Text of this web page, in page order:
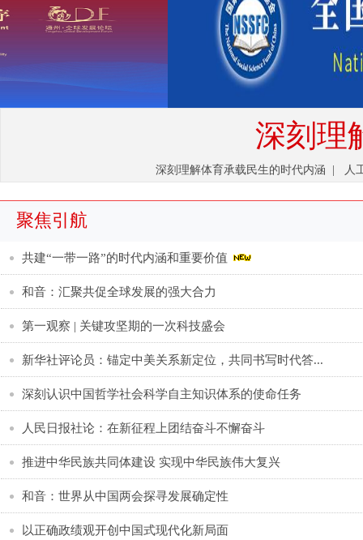
深刻理
深刻理解体育承载民生的时代内涵 人
聚焦引航
共建“一带一路”的时代内涵和重要价值
和音：汇聚共促全球发展的强大合力
第一观察 | 关键攻坚期的一次科技盛会
新华社评论员：锚定中美关系新定位，共同书写时代答...
深刻认识中国哲学社会科学自主知识体系的使命任务
人民日报社论：在新征程上团结奋斗不懈奋斗
推进中华民族共同体建设 实现中华民族伟大复兴
和音：世界从中国两会探寻发展确定性
以正确政绩观开创中国式现代化新局面